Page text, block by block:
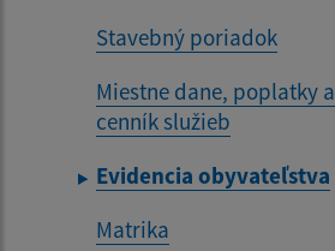
Stavebný poriadok
Miestne dane, poplatky a
cenník služieb
Evidencia obyvateľstva
Matrika